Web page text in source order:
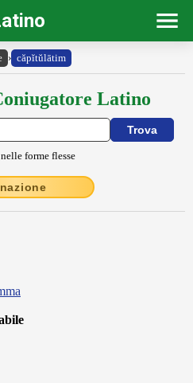
› căpĭtŭlātim
Latino
forme flesse